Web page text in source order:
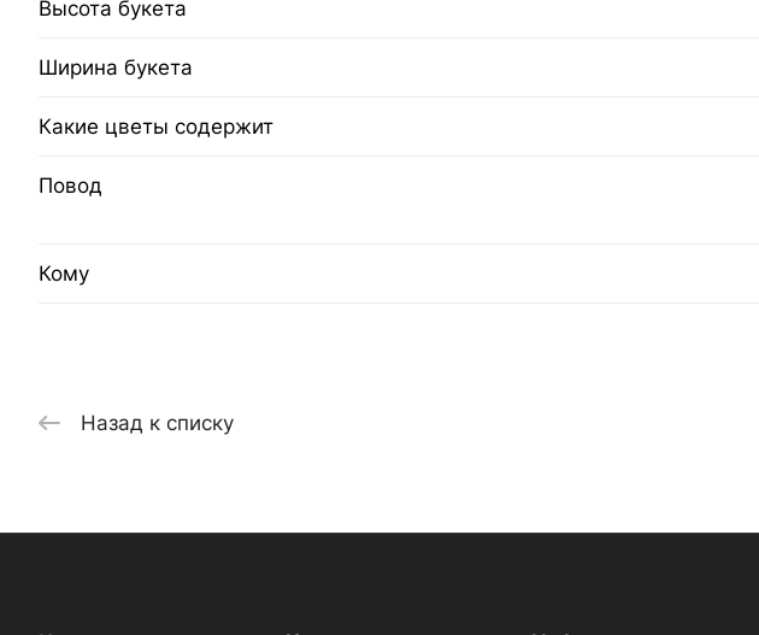
Высота букета
Ширина букета
Какие цветы содержит
Повод
Кому
Назад к списку